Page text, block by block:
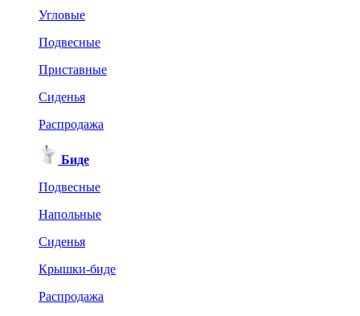
Угловые
Подвесные
Приставные
Сиденья
Распродажа
Биде
Подвесные
Напольные
Сиденья
Крышки-биде
Распродажа